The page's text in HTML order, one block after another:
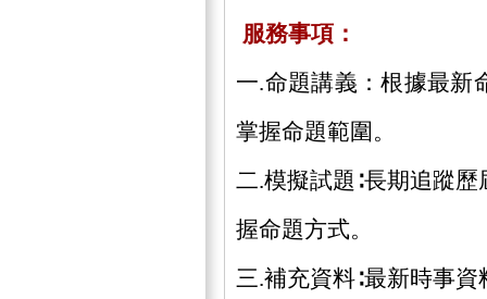
服務事項：
一.命題講義：根據最新
掌握命題範圍。
二.模擬試題∶長期追蹤
握命題方式。
三.補充資料∶最新時事